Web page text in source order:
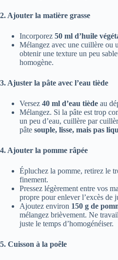
2. Ajouter la matière grasse
Incorporez 50 ml d’huile
Mélangez avec une cuillère ou
obtenir une texture un peu
homogène.
3. Ajuster la pâte avec l’eau tiède
Versez 40 ml d’eau tiède au
Mélangez. Si la pâte est trop
un peu d’eau, cuillère par
pâte souple, lisse, mais pas
4. Ajouter la pomme râpée
Épluchez la pomme, retirez le
finement.
Pressez légèrement entre vos
propre pour enlever l’excès de
Ajoutez environ 150 g de
mélangez brièvement. Ne
juste le temps d’homogénéiser.
5. Cuisson à la poêle